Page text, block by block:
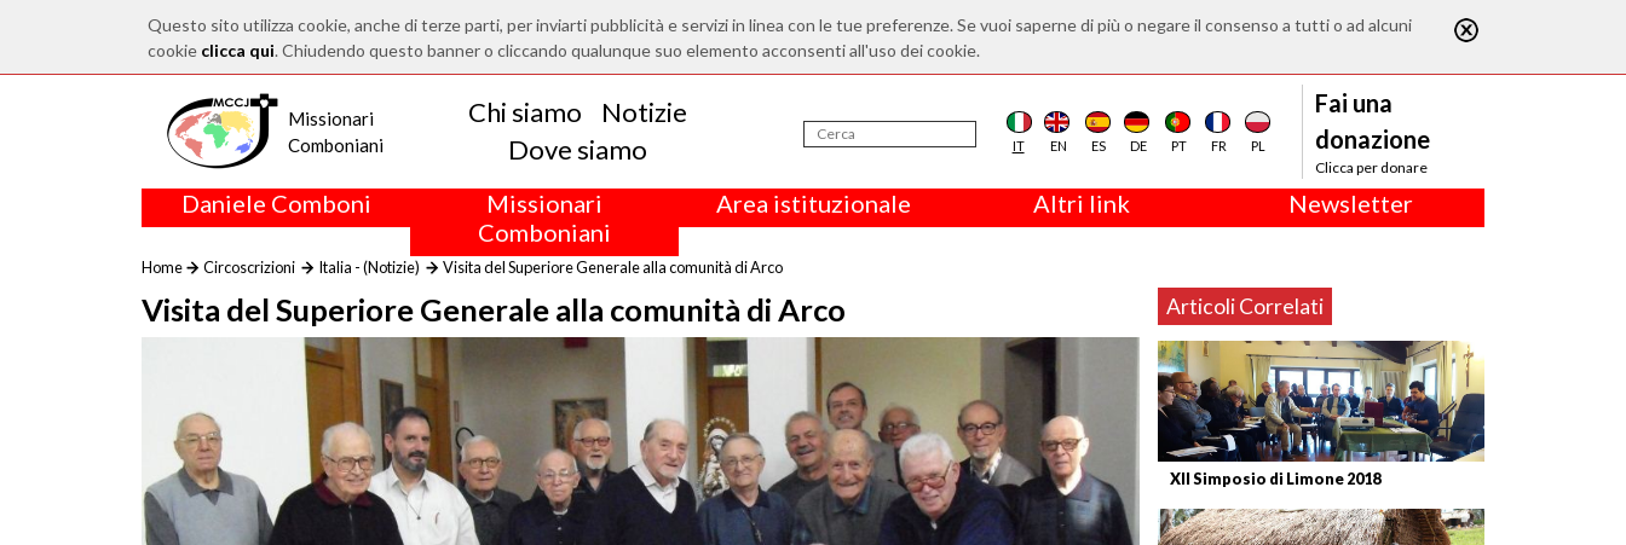
Questo sito utilizza cookie, anche di terze parti, per inviarti pubblicità e servizi in linea con le tue preferenze. Se vuoi saperne di più o negare il consenso a tutti o ad alcuni
cookie clicca qui. Chiudendo questo banner o cliccando qualunque suo elemento acconsenti all'uso dei cookie.
Missionari
Comboniani
Chi siamo
Notizie
Dove siamo
IT EN ES DE PT FR PL
Fai una
donazione
Clicca per donare
Daniele Comboni
Missionari
Comboniani
Area istituzionale Altri link Newsletter
Home Circoscrizioni Italia - (Notizie) Visita del Superiore Generale alla comunità di Arco
Visita del Superiore Generale alla comunità di Arco Articoli Correlati
XII Simposio di Limone 2018